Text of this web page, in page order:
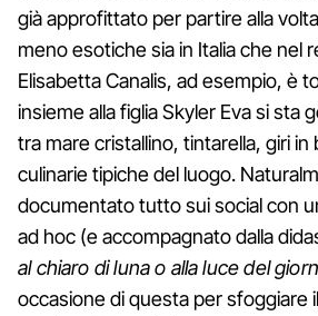
già approfittato per partire alla
meno esotiche sia in Italia che nel
Elisabetta Canalis, ad esempio, è
insieme alla figlia Skyler Eva si sta
tra mare cristallino, tintarella, giri in
culinarie tipiche del luogo.
documentato tutto sui social con
ad hoc (e accompagnato dalla
al chiaro di luna o alla luce del
occasione di questa per sfoggiare